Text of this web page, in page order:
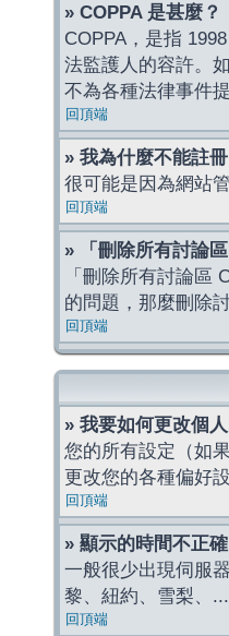
» COPPA 是甚麼？
COPPA，是指
法監護人的容許。
不為各種法律事件提
回頂端
» 我為什麼不能註冊
很可能是因為網站
回頂端
» 「刪除所有討論
「刪除所有討論
的問題，那麼刪除
回頂端
» 我要如何更改個
您的所有設定（如
更改您的各種偏好設
回頂端
» 顯示的時間不正確
一般很少出現伺服
黎、紐約、雪梨、
回頂端